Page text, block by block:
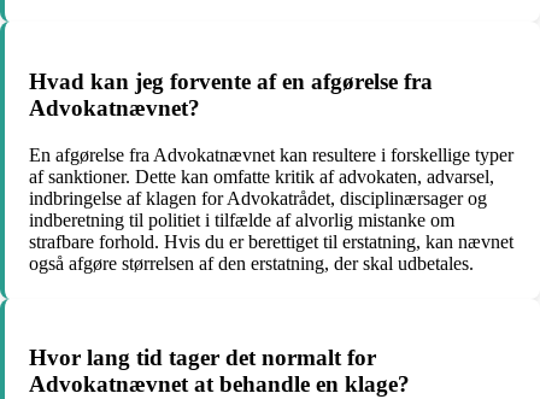
Hvad kan jeg forvente af en afgørelse fra
Advokatnævnet?
En afgørelse fra Advokatnævnet kan resultere i forskellige typer
af sanktioner. Dette kan omfatte kritik af advokaten, advarsel,
indbringelse af klagen for Advokatrådet, disciplinærsager og
indberetning til politiet i tilfælde af alvorlig mistanke om
strafbare forhold. Hvis du er berettiget til erstatning, kan nævnet
også afgøre størrelsen af den erstatning, der skal udbetales.
Hvor lang tid tager det normalt for
Advokatnævnet at behandle en klage?